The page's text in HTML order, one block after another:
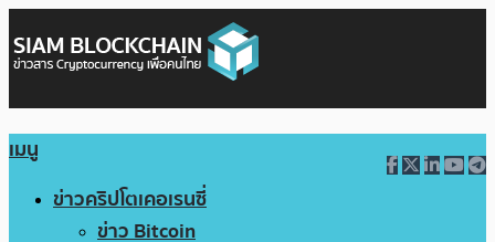
เมนู
ข่าวคริปโตเคอเรนซี่
ข่าว Bitcoin